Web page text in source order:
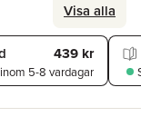
Visa alla
439 kr
inom 5-8 vardagar